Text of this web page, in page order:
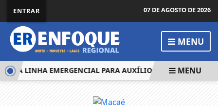
ENTRAR 07 DE AGOSTO DE 2026
MENU
LINHA EMERGENCIAL PARA AUXÍLIO A COMPANHIAS
MENU